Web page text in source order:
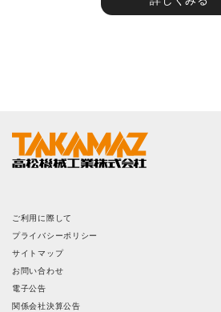
ご利用に際して
プライバシーポリシー
サイトマップ
お問い合わせ
電子公告
関係会社決算公告